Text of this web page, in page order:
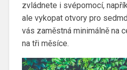
zvládnete i svépomocí,
ale vykopat otvory pro
vás zaměstná minimálně na
na tři měsíce.